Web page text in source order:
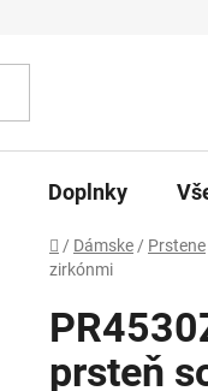
Doplnky
Domov
/ Dámske / Prstene
zirkónmi
prsteň